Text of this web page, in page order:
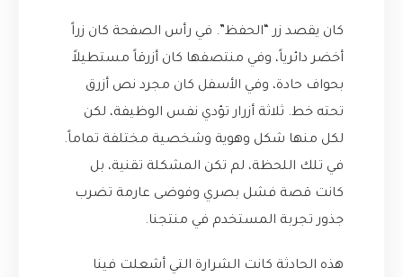
كان يقصد زر “الحفظ”. في رأس الصفحة كان زراً
أخضر دائرياً، وفي منتصفها كان أزرقاً مستطيلاً
بحواف حادة، وفي الأسفل كان مجرد نص أزرق
تحته خط. ثلاثة أزرار تؤدي نفس الوظيفة، لكن
لكل منها شكل وهوية وشخصية مختلفة تماماً.
في تلك اللحظة، لم تكن المشكلة تقنية، بل
كانت قصة فشل بصري وفوضى عارمة تضرب
جذور تجربة المستخدم في منتجنا.
هذه الحادثة كانت الشرارة التي أشعلت فينا